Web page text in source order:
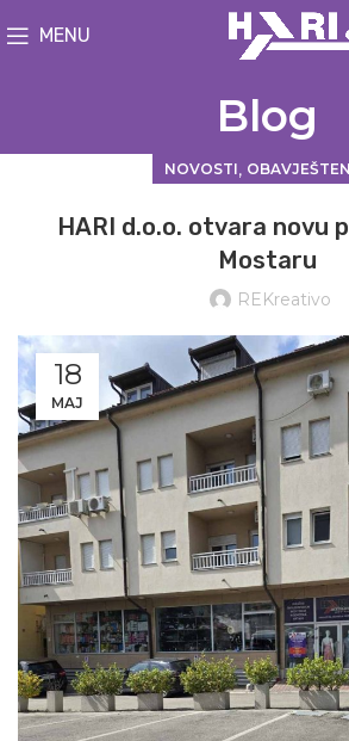
MENU
Blog
NOVOSTI,
HARI d.o.o. otvara novu
Mostaru
REKreativo
18
MAJ